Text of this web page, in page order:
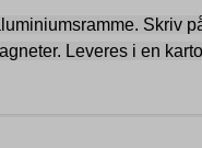
Skriv
Leveres i en